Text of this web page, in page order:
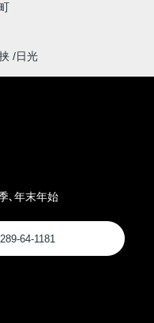
日光
､年末年始
64-1181